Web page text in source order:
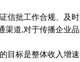
信批工作合规、及时
渠道,对于传播企业品
目标是整体收入增速